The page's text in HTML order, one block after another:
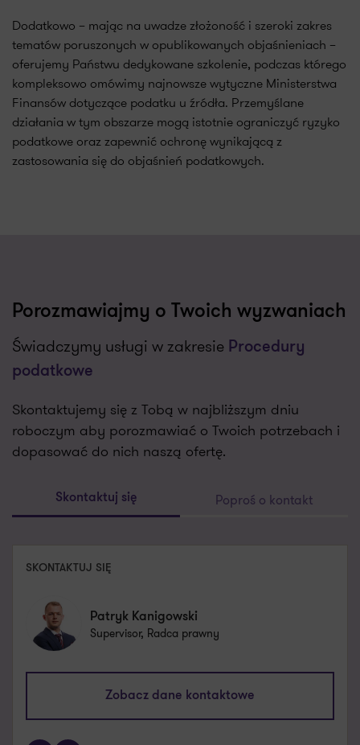
Dodatkowo – mając na uwadze złożoność i szeroki zakres
tematów poruszonych w opublikowanych objaśnieniach –
oferujemy Państwu dedykowane szkolenie, podczas którego
kompleksowo omówimy najnowsze wytyczne Ministerstwa
Finansów dotyczące podatku u źródła. Przemyślane
działania w tym obszarze mogą istotnie ograniczyć ryzyko
podatkowe oraz zapewnić ochronę wynikającą z
zastosowania się do objaśnień podatkowych.
Porozmawiajmy o Twoich wyzwaniach
Świadczymy usługi w zakresie Procedury
podatkowe
Skontaktujemy się z Tobą w najbliższym dniu
roboczym aby porozmawiać o Twoich potrzebach i
dopasować do nich naszą ofertę.
Skontaktuj się Poproś o kontakt
SKONTAKTUJ SIĘ
Patryk Kanigowski
Supervisor, Radca prawny
Zobacz dane kontaktowe